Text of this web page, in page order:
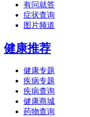
有问就答
症状查询
图片频道
健康推荐
健康专题
疾病专题
疾病查询
健康商城
药物查询